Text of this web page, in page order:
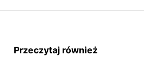
Przeczytaj również